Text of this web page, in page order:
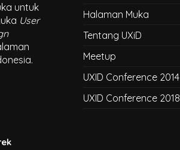
untuk
User
Halaman Muka
Tentang UXiD
Meetup
UXID Conference 2014
UXID Conference 2018